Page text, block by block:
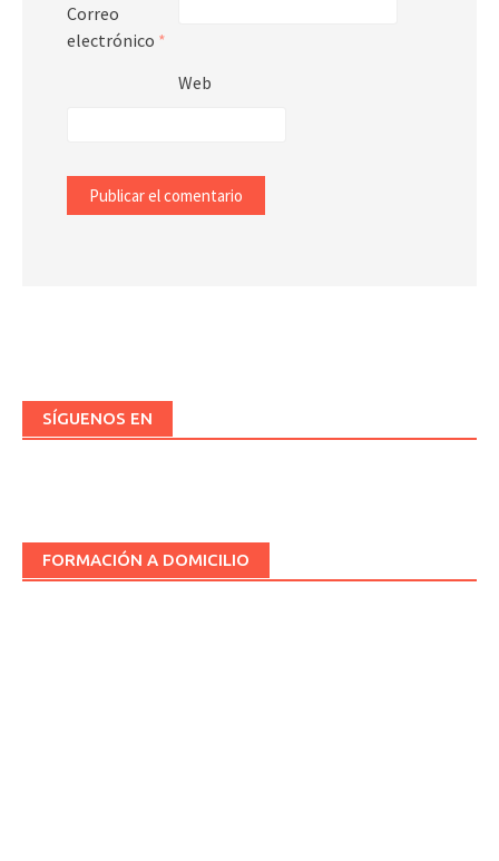
Correo
electrónico *
Web
SÍGUENOS EN
FORMACIÓN A DOMICILIO